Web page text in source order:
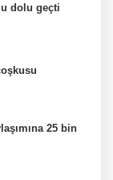
dolu geçti
25 bin